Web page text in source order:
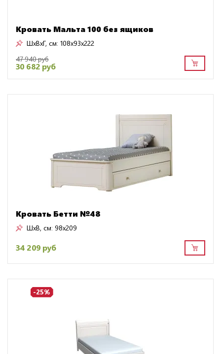
Кровать Мальта 100 без ящиков
ШxВxГ, см: 108x93x222
47 940 руб
30 682 руб
Кровать Бетти №48
ШxВ, см: 98x209
34 209 руб
-25%